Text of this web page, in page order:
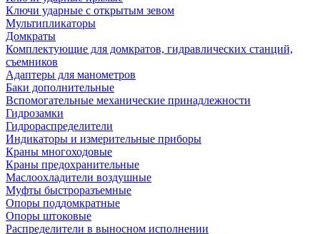
Ключи ударные с открытым зевом
Мультипликаторы
Домкраты
Комплектующие для домкратов, гидравлических станций,
съемников
Адаптеры для манометров
Баки дополнительные
Вспомогательные механические принадлежности
Гидрозамки
Гидрораспределители
Индикаторы и измерительные приборы
Краны многоходовые
Краны предохранительные
Маслоохладители воздушные
Муфты быстроразъемные
Опоры поддомкратные
Опоры штоковые
Распределители в выносном исполнении